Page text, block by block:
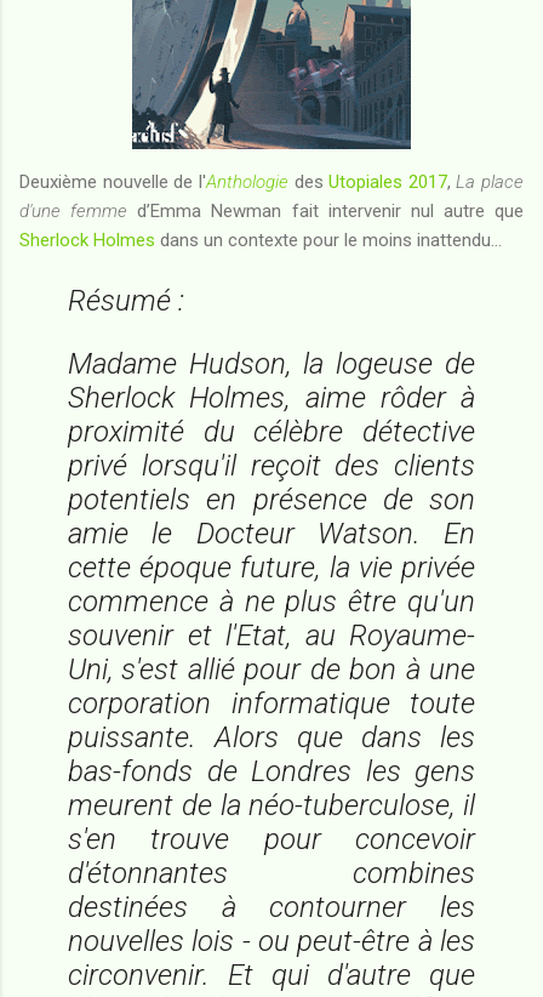
Deuxième nouvelle de l'Anthologie desUtopiales 2017,La place
d'une femme d’Emma Newman fait intervenir nul autre que
Sherlock Holmes dans un contexte pour le moins inattendu...
Résumé :
Madame Hudson, la logeuse de
Sherlock Holmes, aime rôder à
proximité du célèbre détective
privé lorsqu'il reçoit des clients
potentiels en présence de son
amie le Docteur Watson. En
cette époque future, la vie privée
commence à ne plus être qu'un
souvenir et l'Etat, au Royaume-
Uni, s'est allié pour de bon à une
corporation informatique toute
puissante. Alors que dans les
bas-fonds de Londres les gens
meurent de la néo-tuberculose, il
s'en trouve pour concevoir
d'étonnantes combines
destinées à contourner les
nouvelles lois - ou peut-être à les
circonvenir. Et qui d'autre que